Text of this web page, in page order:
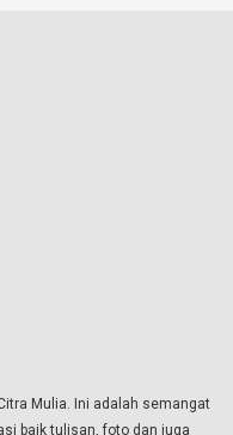
Mulia. Ini adalah semangat
baik tulisan, foto dan juga